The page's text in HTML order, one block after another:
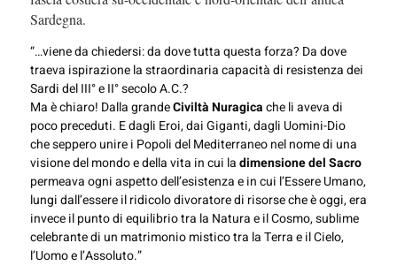
Sardegna.
“…viene da chiedersi: da dove tutta questa forza? Da dove
traeva ispirazione la straordinaria capacità di resistenza dei
Sardi del III° e II° secolo A.C.?
Ma è chiaro! Dalla grandeCiviltà Nuragicache li aveva di
poco preceduti. E dagli Eroi, dai Giganti, dagli Uomini-Dio
che seppero unire i Popoli del Mediterraneo nel nome di una
visione del mondo e della vita in cui ladimensione del Sacro
permeava ogni aspetto dell’esistenza e in cui l’Essere Umano,
lungi dall’essere il ridicolo divoratore di risorse che è oggi, era
invece il punto di equilibrio tra la Natura e il Cosmo, sublime
celebrante di un matrimonio mistico tra la Terra e il Cielo,
l’Uomo e l’Assoluto.”